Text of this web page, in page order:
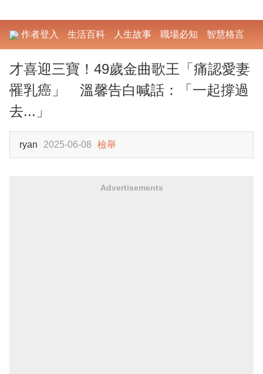
作者登入 生活百科 人生故事 職場必知 智慧格言
才喜迎三寶！49歲金曲歌王「痛認愛妻
罹乳癌」 溫馨告白喊話：「一起撐過
去...」
ryan 2025-06-08 檢舉
Advertisements